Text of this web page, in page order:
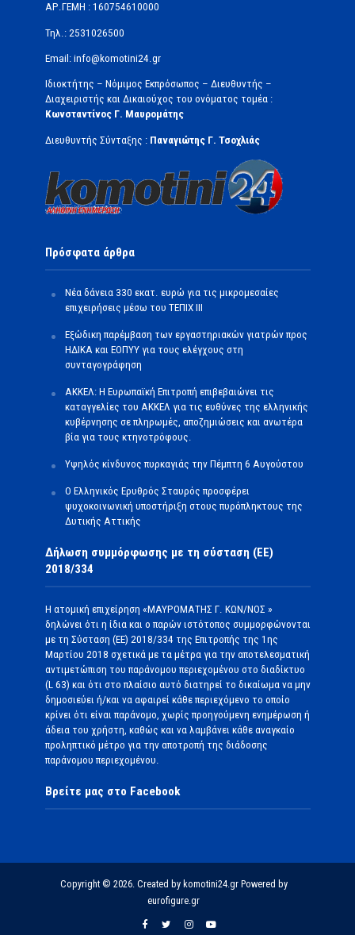
ΑΡ.ΓΕΜΗ : 160754610000
Τηλ.: 2531026500
Email: info@komotini24.gr
Ιδιοκτήτης – Νόμιμος Εκπρόσωπος – Διευθυντής –
Διαχειριστής και Δικαιούχος του ονόματος τομέα :
Κωνσταντίνος Γ. Μαυρομάτης
Διευθυντής Σύνταξης : Παναγιώτης Γ. Τσοχλιάς
Πρόσφατα άρθρα
Νέα δάνεια 330 εκατ. ευρώ για τις μικρομεσαίες
επιχειρήσεις μέσω του ΤΕΠΙΧ ΙΙΙ
Εξώδικη παρέμβαση των εργαστηριακών γιατρών προς
ΗΔΙΚΑ και ΕΟΠΥΥ για τους ελέγχους στη
συνταγογράφηση
ΑΚΚΕΛ: Η Ευρωπαϊκή Επιτροπή επιβεβαιώνει τις
καταγγελίες του ΑΚΚΕΛ για τις ευθύνες της ελληνικής
κυβέρνησης σε πληρωμές, αποζημιώσεις και ανωτέρα
βία για τους κτηνοτρόφους.
Υψηλός κίνδυνος πυρκαγιάς την Πέμπτη 6 Αυγούστου
Ο Ελληνικός Ερυθρός Σταυρός προσφέρει
ψυχοκοινωνική υποστήριξη στους πυρόπληκτους της
Δυτικής Αττικής
Δήλωση συμμόρφωσης με τη σύσταση (ΕΕ)
2018/334
Η ατομική επιχείρηση «ΜΑΥΡΟΜΑΤΗΣ Γ. ΚΩΝ/ΝΟΣ »
δηλώνει ότι η ίδια και ο παρών ιστότοπος συμμορφώνονται
με τη Σύσταση (ΕΕ) 2018/334 της Επιτροπής της 1ης
Μαρτίου 2018 σχετικά με τα μέτρα για την αποτελεσματική
αντιμετώπιση του παράνομου περιεχομένου στο διαδίκτυο
(L 63) και ότι στο πλαίσιο αυτό διατηρεί το δικαίωμα να μην
δημοσιεύει ή/και να αφαιρεί κάθε περιεχόμενο το οποίο
κρίνει ότι είναι παράνομο, χωρίς προηγούμενη ενημέρωση ή
άδεια του χρήστη, καθώς και να λαμβάνει κάθε αναγκαίο
προληπτικό μέτρο για την αποτροπή της διάδοσης
παράνομου περιεχομένου.
Βρείτε μας στο Facebook
Copyright © 2026. Created by komotini24.gr Powered by
eurofigure.gr